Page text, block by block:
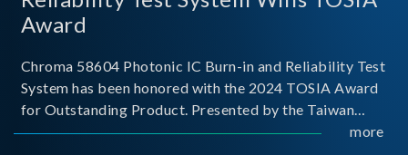
Award
Chroma 58604 Photonic IC Burn-in and Reliability Test
System has been honored with the 2024 TOSIA Award
for Outstanding Product. Presented by the Taiwan
Optoelectronic and Semiconductor Industry
more